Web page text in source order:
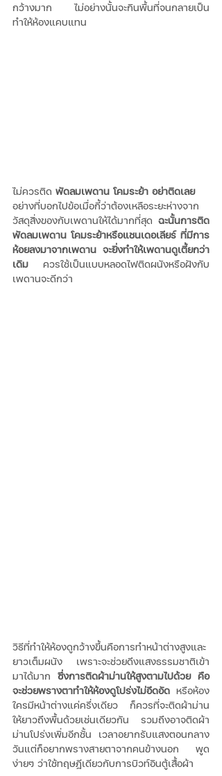
กว้างมาก ไม่อย่างนั้นจะกินพื้นที่จนกลายเป็น
ทำให้ห้องแคบแทน
ไม่ควรติด พัดลมเพดาน โคมระย้า อย่าติดเลย
อย่างที่บอกไปข้อเมื่อกี้ว่าต้องเหลือระยะห่างจาก
วัสดุสิ่งของกับเพดานให้ได้มากที่สุด ฉะนั้นการติด
พัดลมเพดาน โคมระย้าหรือแชนเดอเลียร์ ที่มีการ
ห้อยลงมาจากเพดาน จะยิ่งทำให้เพดานดูเตี้ยกว่า
เดิม ควรใช้เป็นแบบหลอดไฟติดผนังหรือฝังกับ
เพดานจะดีกว่า
วิธีที่ทำให้ห้องดูกว้างขึ้นคือการทำหน้าต่างสูงและ
ยาวเต็มผนัง เพราะจะช่วยดึงแสงธรรมชาติเข้า
มาได้มาก ซึ่งการติดผ้าม่านให้สูงตามไปด้วย คือ
จะช่วยพรางตาทำให้ห้องดูโปร่งไม่อึดอัด หรือห้อง
ใครมีหน้าต่างแค่ครึ่งเดียว ก็ควรที่จะติดผ้าม่าน
ให้ยาวถึงพื้นด้วยเช่นเดียวกัน รวมถึงอาจติดผ้า
ม่านโปร่งเพิ่มอีกชั้น เวลาอยากรับแสงตอนกลาง
วันแต่ก็อยากพรางสายตาจากคนข้างนอก พูด
ง่ายๆ ว่าใช้ทฤษฎีเดียวกับการบิวท์อินตู้เสื้อผ้า